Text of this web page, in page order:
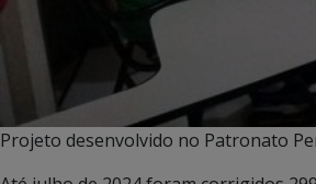
Projeto desenvolvido no Patronato